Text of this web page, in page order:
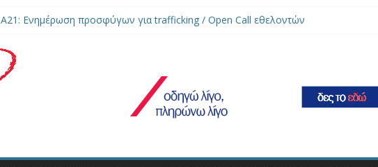
A21: Eνημέρωση προσφύγων για trafficking / Open Call εθελοντών
«Νικώντας την Εξάρτηση. Κερδίζοντας τη ζωή» στο ΑΠΘ (18-19/10)
300 δωρεάν εισιτήρια για την Aida στο Μέγαρο Μουσικής Θεσσαλονίκης
16 Οκτωβρίου: Παγκόσμια Ημέρα Διατροφής / Εκδήλωση Θεσσαλονίκης